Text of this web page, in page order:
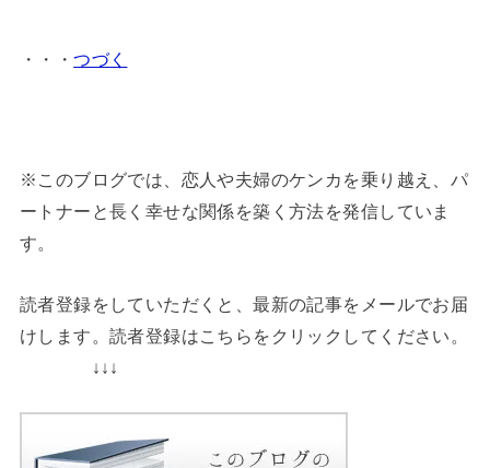
・・・つづく
※このブログでは、恋人や夫婦のケンカを乗り越え、パ
ートナーと長く幸せな関係を築く方法を発信していま
す。
読者登録をしていただくと、最新の記事をメールでお届
けします。読者登録はこちらをクリックしてください。
↓↓↓